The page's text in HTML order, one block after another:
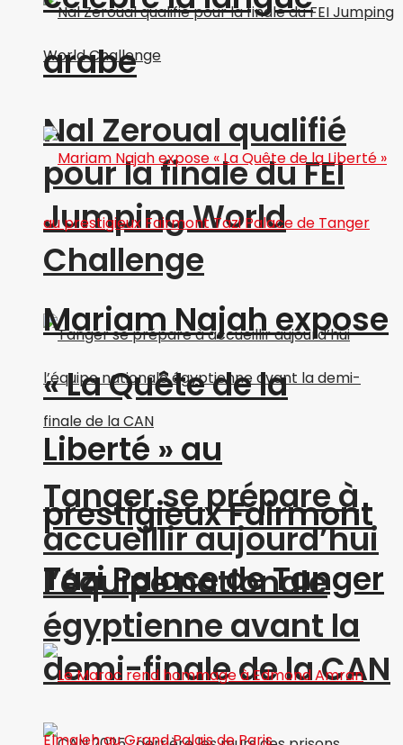
Nal Zeroual qualifié
pour la finale du FEI
Jumping World
Challenge
Tanger se prépare à
accueillir aujourd’hui
l’équipe nationale
égyptienne avant la
demi-finale de la CAN
arabe
Mariam Najah expose
« La Quête de la
Liberté » au
prestigieux Fairmont
Tazi Palace de Tanger